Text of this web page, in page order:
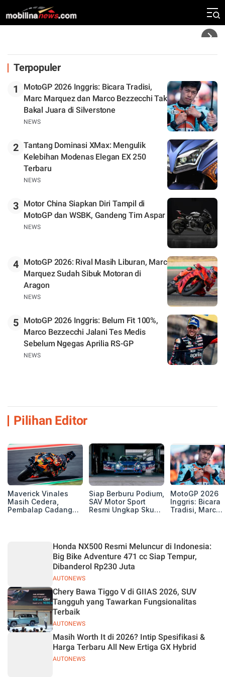
Silverstone. Seri Selanjutnya Belum Jelas
Terpopuler
1
MotoGP 2026 Inggris: Bicara Tradisi,
Marc Marquez dan Marco Bezzecchi Tak
Bakal Juara di Silverstone
NEWS
2 Tantang Dominasi XMax: Mengulik
Kelebihan Modenas Elegan EX 250
Terbaru
NEWS
3
Motor China Siapkan Diri Tampil di
MotoGP dan WSBK, Gandeng Tim Aspar
NEWS
4
MotoGP 2026: Rival Masih Liburan, Marc
Marquez Sudah Sibuk Motoran di
Aragon
NEWS
5
MotoGP 2026 Inggris: Belum Fit 100%,
Marco Bezzecchi Jalani Tes Medis
Sebelum Ngegas Aprilia RS-GP
NEWS
Pilihan Editor
Maverick Vinales
Masih Cedera,
Pembalap Cadangan
Siap Berburu Podium,
SAV Motor Sport
Resmi Ungkap Skuad
MotoGP 2026
Inggris: Bicara
Tradisi, Marc
AUTONEWS
Honda NX500 Resmi Meluncur di Indonesia:
Big Bike Adventure 471 cc Siap Tempur,
Dibanderol Rp230 Juta
AUTONEWS
Chery Bawa Tiggo V di GIIAS 2026, SUV
Tangguh yang Tawarkan Fungsionalitas
Terbaik
AUTONEWS
Masih Worth It di 2026? Intip Spesifikasi &
Harga Terbaru All New Ertiga GX Hybrid